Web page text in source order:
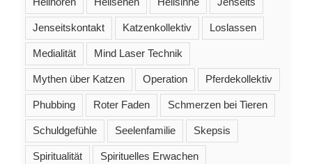
Jenseitskontakt Katzenkollektiv Loslassen
Medialität Mind Laser Technik
Mythen über Katzen Operation Pferdekollektiv
Phubbing Roter Faden Schmerzen bei Tieren
Schuldgefühle Seelenfamilie Skepsis
Spiritualität Spirituelles Erwachen